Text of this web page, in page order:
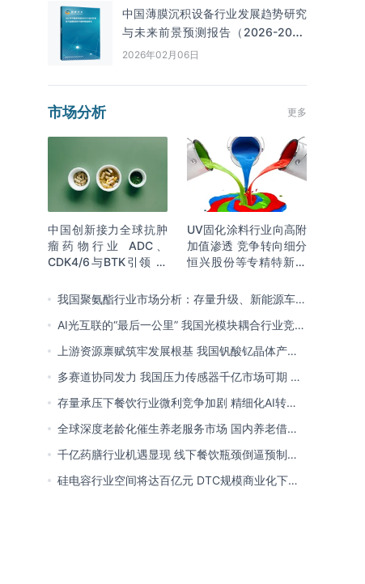
中国薄膜沉积设备行业发展趋势研究
与未来前景预测报告（2026-2033
年）
2026年02月06日
市场分析 更多
中国创新接力全球抗肿
瘤药物行业 ADC、
CDK4/6与BTK引领 医
格局成型
UV固化涂料行业向高附
加值渗透 竞争转向细分
恒兴股份等专精特新小
我国聚氨酯行业市场分析：存量升级、新能源车增
量爆发与内需托底
AI光互联的“最后一公里” 我国光模块耦合行业竞争
处于三角博弈格局
上游资源禀赋筑牢发展根基 我国钒酸钇晶体产能
领跑全球 行业有望迎来高速发展
多赛道协同发力 我国压力传感器千亿市场可期 市
场结构将向MEMS产品倾斜
存量承压下餐饮行业微利竞争加剧 精细化AI转型
与多元业态破解成本剪刀差
全球深度老龄化催生养老服务市场 国内养老借职
业资格制度迈向品质规范化发展
千亿药膳行业机遇显现 线下餐饮瓶颈倒逼预制
化、零食化转型 企业开启整合新局
硅电容行业空间将达百亿元 DTC规模商业化下